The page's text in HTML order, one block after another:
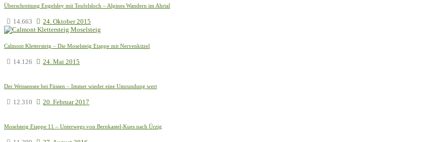
Überschreitung Engelsley mit Teufelsloch – Alpines Wandern im Ahrtal
14.663 24. Oktober 2015
Calmont Klettersteig – Die Moselsteig Etappe mit Nervenkitzel
14.126 24. Mai 2015
Der Weissensee bei Füssen – Immer wieder eine Umrundung wert
12.310 20. Februar 2017
Moselsteig Etappe 11 – Unterwegs von Bernkastel-Kues nach Ürzig